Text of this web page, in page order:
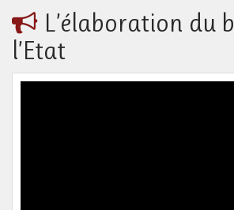
L’élaboration du
l’Etat